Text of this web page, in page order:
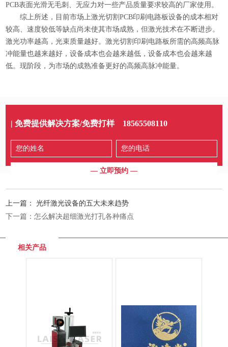
PCB表面光滑无毛刺、无应力对一些产品质量要求较高的厂家使用。
综上所述，目前市场上激光切割PCB印刷电路板设备的成本相对
较高、速度较低等缺点尚未使其市场成熟，但激光技术在不断进步。
激光功率越高，光束质量越好。激光切割印刷电路板所需的高频高脉
冲能量也越来越好，设备成本也会越来越低，设备成本也会越来越
低。现阶段，为市场的成熟准备更好的高频高脉冲能量。
| 免费提供解决方案/免费打样 18565508110
上一篇：光纤激光设备的五大未来趋势
下一篇：怎么解决超细激光打孔各种痛点
相关产品